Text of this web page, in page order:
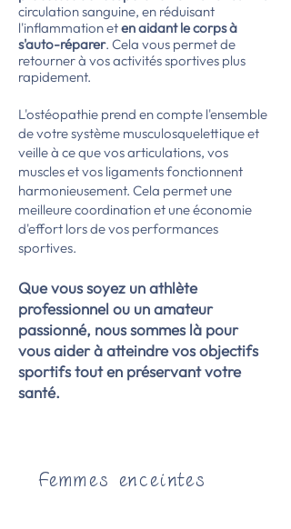
circulation sanguine, en réduisant
l'inflammation eten aidant le corps à
s'auto-réparer. Cela vous permet de
retourner à vos activités sportives plus
rapidement.
L'ostéopathie prend en compte l'ensemble
de votre système musculosquelettique et
veille à ce que vos articulations, vos
muscles et vos ligaments fonctionnent
harmonieusement. Cela permet une
meilleure coordination et une économie
d'effort lors de vos performances
sportives.
Que vous soyez un athlète
professionnel ou un amateur
passionné, nous sommes là pour
vous aider à atteindre vos objectifs
sportifs tout en préservant votre
santé.
Femmes enceintes